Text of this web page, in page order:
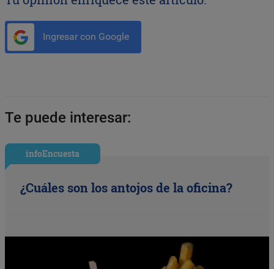
Ingresar con Google
Te puede interesar:
infoEncuesta
¿Cuáles son los antojos de la oficina?